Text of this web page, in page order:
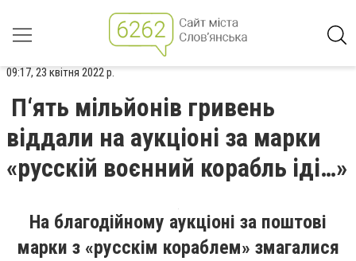
09:17, 23 квітня 2022 р.
П‘ять мільйонів гривень
віддали на аукціоні за марки
«русскій воєнний корабль іді…»
На благодійному аукціоні за поштові
марки з «русскім кораблем» змагалися